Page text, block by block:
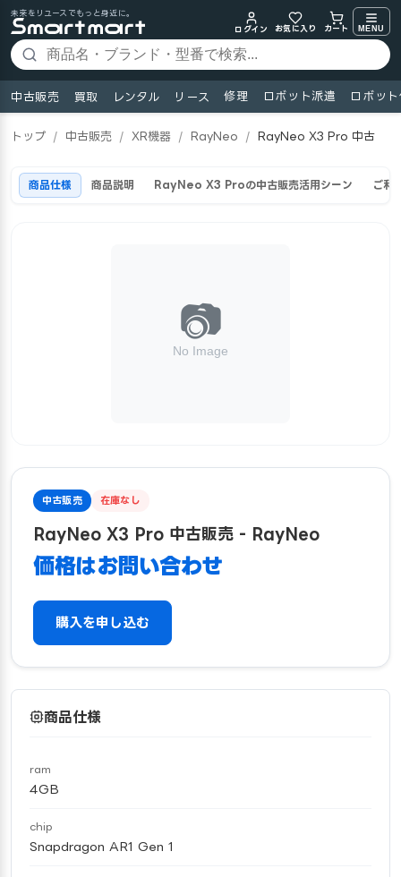
未来をリユースでもっと身近に。
ログイン
お気に入り カート MENU
中古販売 買取 レンタル リース 修理 ロボット派遣 ロボッ
トップ / 中古販売 / XR機器 / RayNeo / RayNeo X3 Pro 中古
商品仕様 商品説明 RayNeo X3 Proの中古販売活用シーン ご利
中古販売 在庫なし
RayNeo X3 Pro 中古販売 - RayNeo
価格はお問い合わせ
購入を申し込む
商品仕様
ram
4GB
chip
Snapdragon AR1 Gen 1